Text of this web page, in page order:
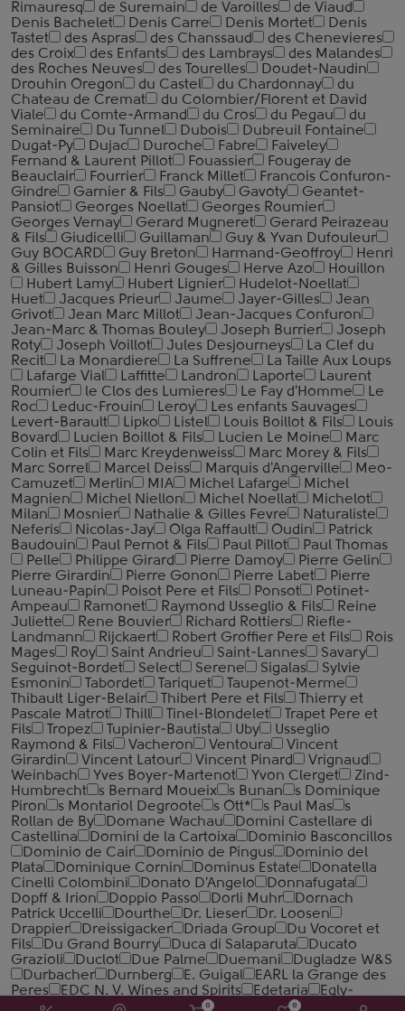
0 0
Rimauresq
de Suremain de Varoilles
de Viaud
Denis Bachelet
Denis Carre Denis Mortet
Denis
Tastet
des Aspras des Chanssaud
des Chenevieres
des Croix
des Enfants des Lambrays
des Malandes
des Roches Neuves
des Tourelles
Doudet-Naudin
Drouhin Oregon
du Castel du Chardonnay
du
Chateau de Cremat
du Colombier/Florent et David
Viale
du Comte-Armand du Cros du Pegau
du
Seminaire
Du Tunnel Dubois
Dubreuil Fontaine
Dugat-Py
Dujac Duroche Fabre
Faiveley
Fernand & Laurent Pillot
Fouassier
Fougeray de
Beauclair
Fourrier Franck Millet
Francois Confuron-
Gindre
Garnier & Fils Gauby Gavoty
Geantet-
Pansiot
Georges Noellat
Georges Roumier
Georges Vernay
Gerard Mugneret
Gerard Peirazeau
& Fils
Giudicelli Guillaman
Guy & Yvan Dufouleur
Guy BOCARD
Guy Breton Harmand-Geoffroy
Henri
& Gilles Buisson
Henri Gouges Herve Azo
Houillon
Hubert Lamy
Hubert Lignier
Hudelot-Noellat
Huet
Jacques Prieur Jaume Jayer-Gilles
Jean
Grivot
Jean Marc Millot
Jean-Jacques Confuron
Jean-Marc & Thomas Bouley
Joseph Burrier
Joseph
Roty
Joseph Voillot Jules Desjourneys
La Clef du
Recit
La Monardiere La Suffrene
La Taille Aux Loups
Lafarge Vial
Laffitte Landron Laporte
Laurent
Roumier
le Clos des Lumieres Le Fay d'Homme
Le
Roc
Leduc-Frouin Leroy
Les enfants Sauvages
Levert-Barault
Lipko Listel Louis Boillot & Fils
Louis
Bovard
Lucien Boillot & Fils Lucien Le Moine
Marc
Colin et Fils
Marc Kreydenweiss
Marc Morey & Fils
Marc Sorrel
Marcel Deiss Marquis d'Angerville
Meo-
Camuzet
Merlin MIA Michel Lafarge
Michel
Magnien
Michel Niellon Michel Noellat
Michelot
Milan
Mosnier Nathalie & Gilles Fevre
Naturaliste
Neferis
Nicolas-Jay Olga Raffault Oudin
Patrick
Baudouin
Paul Pernot & Fils Paul Pillot
Paul Thomas
Pelle
Philippe Girard Pierre Damoy
Pierre Gelin
Pierre Girardin
Pierre Gonon Pierre Labet
Pierre
Luneau-Papin
Poisot Pere et Fils Ponsot
Potinet-
Ampeau
Ramonet Raymond Usseglio & Fils
Reine
Juliette
Rene Bouvier Richard Rottiers
Riefle-
Landmann
Rijckaert Robert Groffier Pere et Fils
Rois
Mages
Roy Saint Andrieu Saint-Lannes
Savary
Seguinot-Bordet
Select Serene Sigalas
Sylvie
Esmonin
Tabordet Tariquet
Taupenot-Merme
Thibault Liger-Belair
Thibert Pere et Fils
Thierry et
Pascale Matrot
Thill Tinel-Blondelet
Trapet Pere et
Fils
Tropez Tupinier-Bautista Uby
Usseglio
Raymond & Fils
Vacheron Ventoura
Vincent
Girardin
Vincent Latour Vincent Pinard
Vrignaud
Weinbach
Yves Boyer-Martenot Yvon Clerget
Zind-
Humbrecht
s Bernard Moueix s Bunan
s Dominique
Piron
s Montariol Degroote s Ott* s Paul Mas
s
Rollan de By
Domane Wachau
Domini Castellare di
Castellina
Domini de la Cartoixa
Dominio Basconcillos
Dominio de Cair
Dominio de Pingus
Dominio del
Plata
Dominique Cornin Dominus Estate
Donatella
Cinelli Colombini
Donato D'Angelo
Donnafugata
Dopff & Irion
Doppio Passo Dorli Muhr
Dornach
Patrick Uccelli
Dourthe Dr. Lieser
Dr. Loosen
Drappier
Dreissigacker Driada Group
Du Vocoret et
Fils
Du Grand Bourry Duca di Salaparuta
Ducato
Grazioli
Duclot Due Palme Duemani
Dugladze W&S
Durbacher
Durnberg E. Guigal
EARL la Grange des
Peres
EDC N. V. Wines and Spirits Edetaria
Egly-
Ouriet
Ehrmanns Wines Einig-Zenzen Eisele